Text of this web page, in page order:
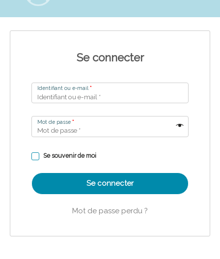
Se connecter
Identifiant ou e-mail *
Mot de passe *
Se souvenir de moi
Se connecter
Mot de passe perdu ?